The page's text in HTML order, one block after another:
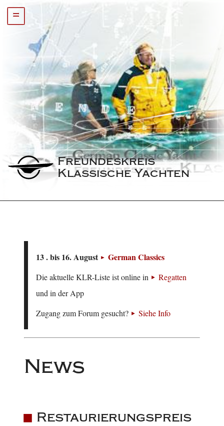
=
Freundeskreis
Klassische Yachten
13 . bis 16. August German Classics
Die aktuelle KLR-Liste ist online in
Regatten
und in der App
Zugang zum Forum gesucht?
Siehe Info
News
Restaurierungspreis